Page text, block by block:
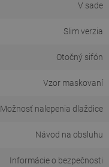
V sade
Slim verzia
Otočný sifón
Vzor maskovaní
Možnosť nalepenia dlaždice
Návod na obsluhu
Informácie o bezpečnosti